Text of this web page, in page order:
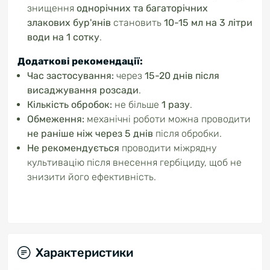
знищення однорічних та багаторічних
злакових бур'янів становить 10-15 мл на 3 літри
води на 1 сотку.
Додаткові рекомендації:
Час застосування: через 15-20 днів після
висаджування розсади.
Кількість обробок: не більше 1 разу.
Обмеження: механічні роботи можна проводити
не раніше ніж через 5 днів після обробки.
Не рекомендується проводити міжрядну
культивацію після внесення гербіциду, щоб не
знизити його ефективність.
Характеристики